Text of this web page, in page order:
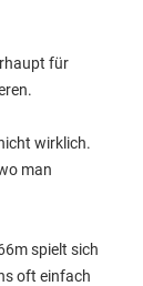
für
wirklich.
man
spielt sich
oft einfach